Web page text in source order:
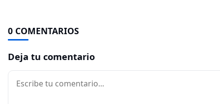
0 COMENTARIOS
Deja tu comentario
Comentario